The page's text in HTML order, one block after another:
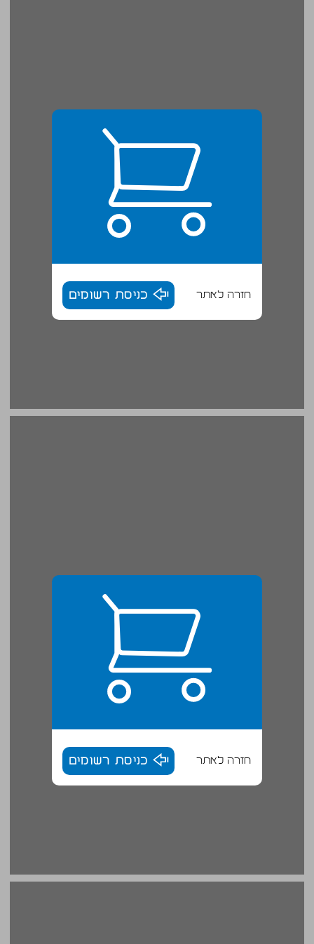
חזרה לאתר כניסת רשומים
חזרה לאתר כניסת רשומים